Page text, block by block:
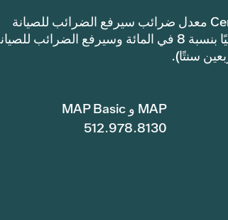
إشعار: اعتمدت مقاطعة ترافيس كاونتي للرعاية الصحية د/د/ Central Health معدل ضرائب سيرفع الضرائب للصيانة
والعمليات أكثر من معدل ضرائب العام الماضي. سيرتفع معدل الضريبة فعليًا بنسبة 8 في المائة وسيرفع الضرائب
MAP و MAP Basic
512.978.8130